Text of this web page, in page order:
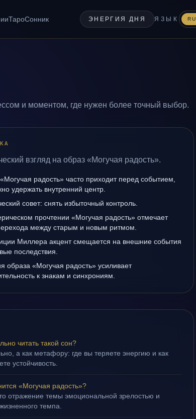
ТароСонник ЭНЕРГИЯ ДНЯ ЯЗЫК RU
и моментом, где нужен более точный выбор.
взгляд на образ «Могучая радость».
радость» часто приходит перед событием,
удержать внутренний центр.
совет: снять избыточный контроль.
прочтении «Могучая радость» отмечает
между старым и новым ритмом.
Миллера акцент смещается на внешние события
последствия.
образа «Могучая радость» усиливает
к знакам и синхрониям.
читать такой сон?
а как метафору: где вы теряете энергию и как
устойчивость.
«Могучая радость»?
отражение темы эмоциональной зрелостью и
темпа.